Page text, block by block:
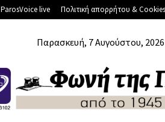
ParosVoice live Πολιτική απορρήτου & Cookies
Παρασκευή, 7 Αυγούστου, 2026